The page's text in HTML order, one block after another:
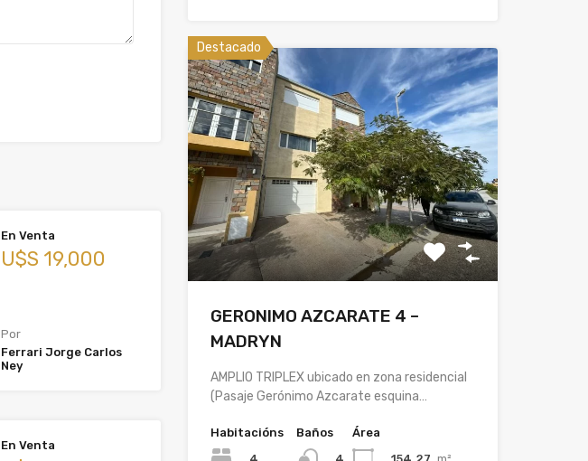
En Venta
U$S 19,000
Por
Ferrari Jorge Carlos
Ney
En Venta
Destacado
GERONIMO AZCARATE 4 –
MADRYN
AMPLIO TRIPLEX ubicado en zona residencial
(Pasaje Gerónimo Azcarate esquina…
Habitacións
4
Baños
Área
154.27 m²